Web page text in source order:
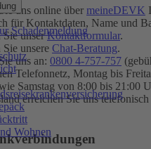
Schadenmeldung
Wohnen
uns online über meineDEVK
für Kontaktdaten, Name und
Sie unserKontaktformular.
unsere Chat-Beratung.
uns an: 0800 4-757-757
Telefonnetz, Montag bis
Samstag von 8:00 bis 21:00
erreichen Sie uns